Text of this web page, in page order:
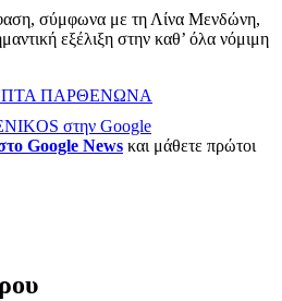
σύμφωνα με τη Λίνα Μενδώνη,
εξέλιξη στην καθ’ όλα νόμιμη
ΠΑΡΘΕΝΩΝΑ
στην Google
Google News και μάθετε πρώτοι